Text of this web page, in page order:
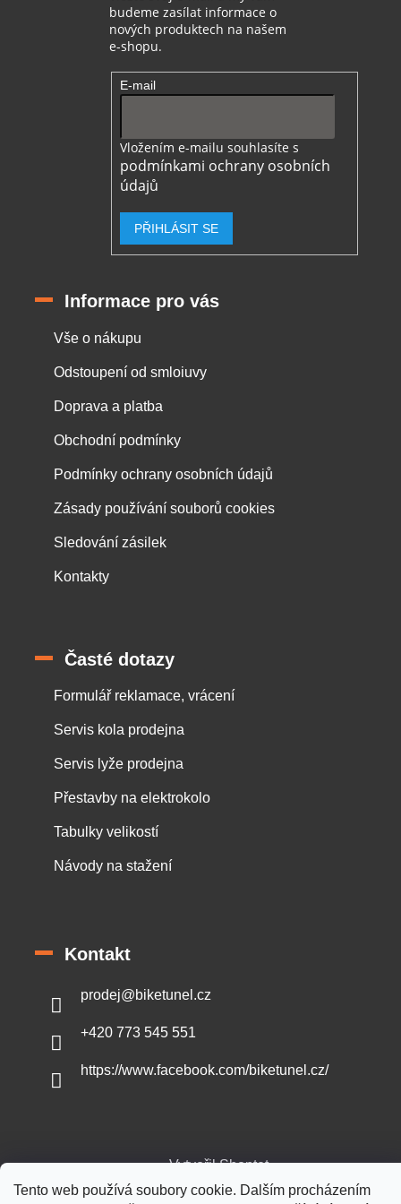
Tento web používá soubory cookie. Dalším procházením
p
i
budeme zasílat informace o
nových produktech na našem
e-shopu.
E-mail
Vložením e-mailu souhlasíte s
podmínkami ochrany osobních
údajů
PŘIHLÁSIT SE
Informace pro vás
Vše o nákupu
Odstoupení od smloiuvy
Doprava a platba
Obchodní podmínky
Podmínky ochrany osobních údajů
Zásady používání souborů cookies
Sledování zásilek
Kontakty
Časté dotazy
Formulář reklamace, vrácení
Servis kola prodejna
Servis lyže prodejna
Přestavby na elektrokolo
Tabulky velikostí
Návody na stažení
Kontakt
prodej@biketunel.cz
+420 773 545 551
https://www.facebook.com/biketunel.cz/
Vytvořil Shoptet